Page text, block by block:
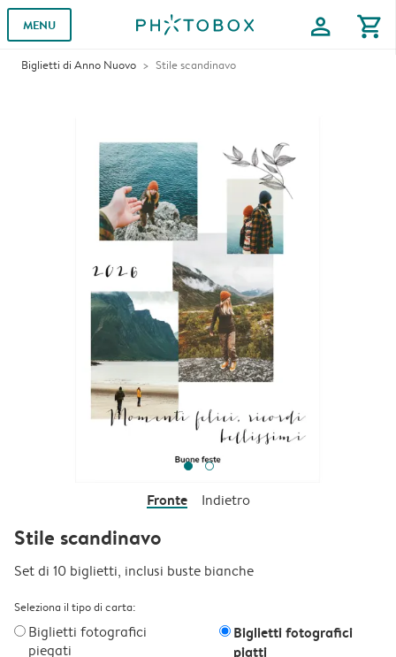
MENU profile shopping_cart
Biglietti di Anno Nuovo Stile scandinavo
Fronte Indietro
Stile scandinavo
Set di 10 biglietti, inclusi buste bianche
Seleziona il tipo di carta:
Biglietti fotografici
piegati
Biglietti fotografici
piatti